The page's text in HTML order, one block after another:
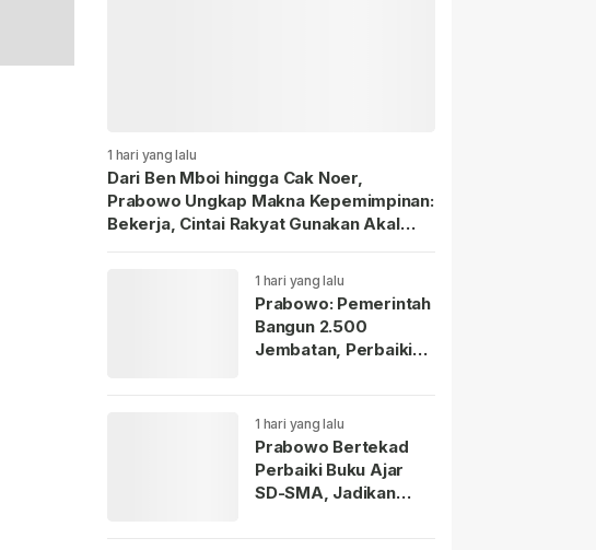
1 hari yang lalu
Dari Ben Mboi hingga Cak Noer,
Prabowo Ungkap Makna Kepemimpinan:
Bekerja, Cintai Rakyat Gunakan Akal
1 hari yang lalu
Prabowo: Pemerintah
Bangun 2.500
Jembatan, Perbaiki
1 hari yang lalu
Prabowo Bertekad
Perbaiki Buku Ajar
SD-SMA, Jadikan